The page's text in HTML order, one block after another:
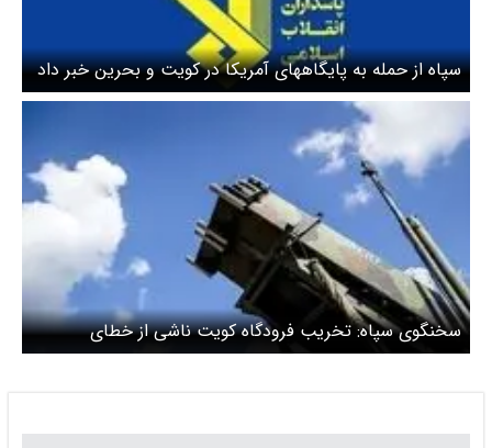
سپاه از حمله به پایگاههای آمریکا در کویت و بحرین خبر داد
سخنگوی سپاه: تخریب فرودگاه کویت ناشی از خطای
سامانه‌های پاتریوت آمریکایی بود